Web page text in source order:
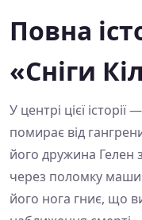
Повна
«Сніги
У центрі цієї
помирає від
його дружина Гелен
через поломку
його нога гниє, що